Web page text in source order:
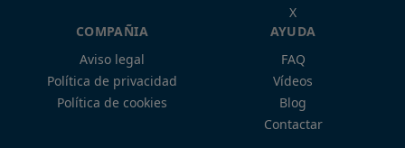
X
COMPAÑIA
Aviso legal
Política de privacidad
Política de cookies
AYUDA
FAQ
Vídeos
Blog
Contactar